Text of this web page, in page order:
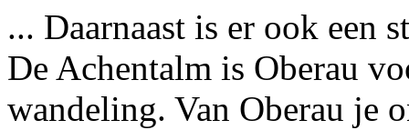
... Daarnaast is er ook een
De Achentalm is Oberau
wandeling. Van Oberau je